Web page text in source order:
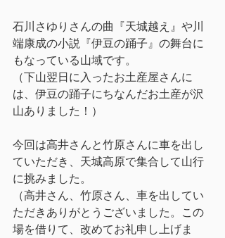
石川さゆりさんの曲『天城越え』や川
端康成の小説『伊豆の踊子』の舞台に
もなっている山域です。
（下山翌日に入ったお土産屋さんに
は、伊豆の踊子にちなんだお土産が沢
山ありました！）
今回は高井さんと竹原さんに車を出し
ていただき、天城高原で集合して山行
に挑みました。
（高井さん、竹原さん、車を出してい
ただきありがとうございました。この
場を借りて、改めてお礼申し上げま